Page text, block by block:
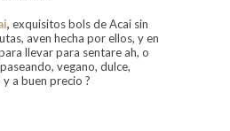
, exquisitos bols de Acai sin
aven hecha por ellos, y en
llevar para sentare ah, o
vegano, dulce,
a buen precio ?